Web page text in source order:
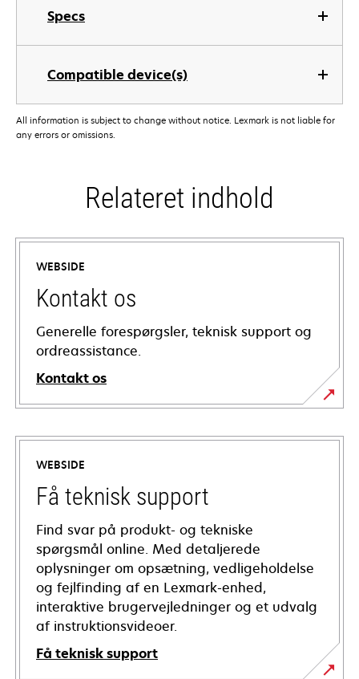
Specs
Compatible device(s)
All information is subject to change without notice. Lexmark is not liable for
any errors or omissions.
Relateret indhold
WEBSIDE
Kontakt os
Generelle forespørgsler, teknisk support og
ordreassistance.
Kontakt os
WEBSIDE
Få teknisk support
Find svar på produkt- og tekniske
spørgsmål online. Med detaljerede
oplysninger om opsætning, vedligeholdelse
og fejlfinding af en Lexmark-enhed,
interaktive brugervejledninger og et udvalg
af instruktionsvideoer.
Få teknisk support